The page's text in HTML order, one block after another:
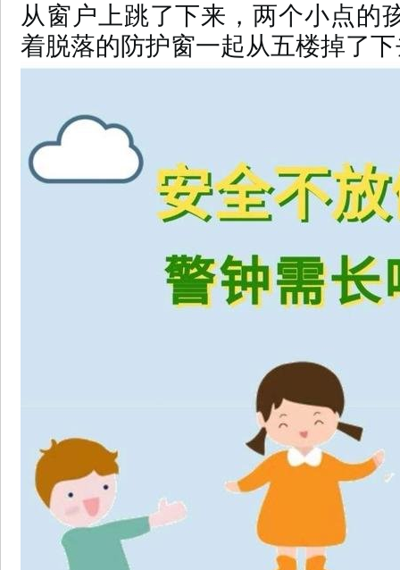
从窗户上跳了下来，两个小点的
着脱落的防护窗一起从五楼掉了